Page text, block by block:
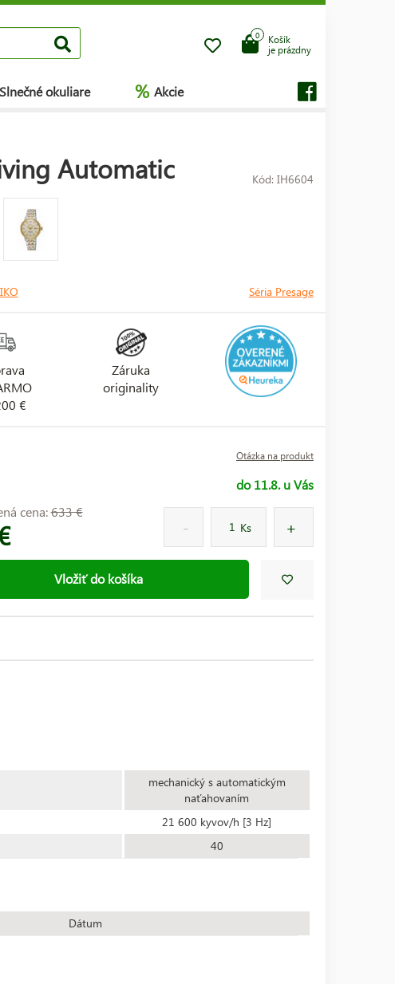
Košík
je prázdny
0
Slnečné okuliare % Akcie
Automatic Kód: IH6604
Séria Presage
€
Záruka
originality
Otázka na produkt
do 11.8. u Vás
cena:633 €
Ks
Vložiť do košíka
mechanický s automatickým
naťahovaním
21 600 kyvov/h [3 Hz]
40
Dátum